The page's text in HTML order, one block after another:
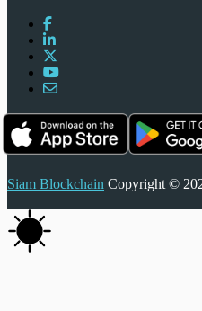
Siam Blockchain Copyright ©